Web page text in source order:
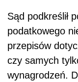
Sąd podkreślił
podatkowego
przepisów
czy samych
wynagrodzeń.